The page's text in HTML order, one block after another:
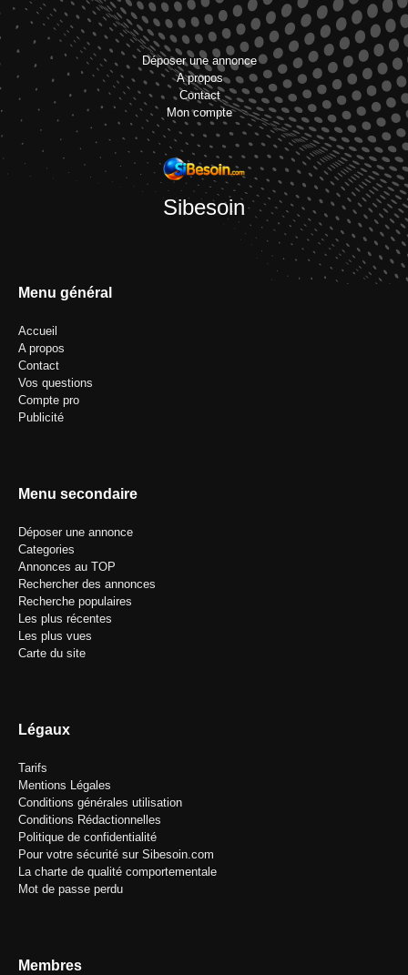
Déposer une annonce
A propos
Contact
Mon compte
Sibesoin
Menu général
Accueil
A propos
Contact
Vos questions
Compte pro
Publicité
Menu secondaire
Déposer une annonce
Categories
Annonces au TOP
Rechercher des annonces
Recherche populaires
Les plus récentes
Les plus vues
Carte du site
Légaux
Tarifs
Mentions Légales
Conditions générales utilisation
Conditions Rédactionnelles
Politique de confidentialité
Pour votre sécurité sur Sibesoin.com
La charte de qualité comportementale
Mot de passe perdu
Membres